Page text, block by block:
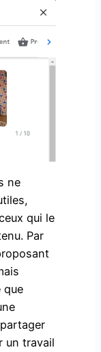
ne
qui le
Par
que
un travail